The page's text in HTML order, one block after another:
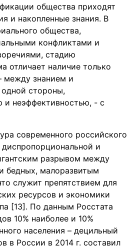
общества приходят
и накопленные знания. В
общества,
конфликтами и
стадию
отличает наличие только
между знанием и
стороны,
и неэффективностью, - с
современного российского
и
разрывом между
бедных, малоразвитым
служит препятствием для
ресурсов и экономики
[13]. По данным Росстата
10% наиболее и 10%
населения – децильный
в России в 2014 г. составил